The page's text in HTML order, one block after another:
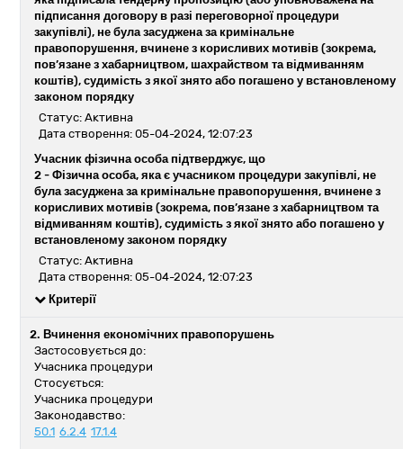
підписання договору в разі переговорної процедури
закупівлі), не була засуджена за кримінальне
правопорушення, вчинене з корисливих мотивів (зокрема,
пов’язане з хабарництвом, шахрайством та відмиванням
коштів), судимість з якої знято або погашено у встановленому
законом порядку
Статус: Активна
Дата створення: 05-04-2024, 12:07:23
Учасник фізична особа підтверджує, що
2 - Фізична особа, яка є учасником процедури закупівлі, не
була засуджена за кримінальне правопорушення, вчинене з
корисливих мотивів (зокрема, пов’язане з хабарництвом та
відмиванням коштів), судимість з якої знято або погашено у
встановленому законом порядку
Статус: Активна
Дата створення: 05-04-2024, 12:07:23
Критерії
2. Вчинення економічних правопорушень
Застосовується до:
Учасника процедури
Стосується:
Учасника процедури
Законодавство:
50.1 6.2.4 17.1.4